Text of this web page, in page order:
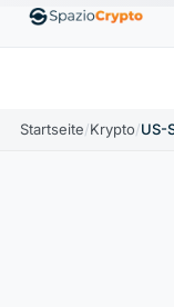
EthereumETH
Startseite/Krypto/